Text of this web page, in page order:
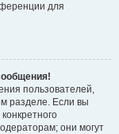
для
пользователей,
разделе. Если вы
они могут